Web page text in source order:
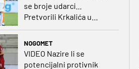
se broje udarci...
Pretvorili Krkalića u
junaka, a izlet na uzvrat u
NOGOMET
VIDEO Nazire li se
potencijalni protivnik